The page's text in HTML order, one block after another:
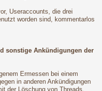
Useraccounts, die drei
worden sind, kommentarlos
sonstige Ankündigungen der
Ermessen bei einem
in anderen Ankündigungen
der Löschung von Threads,